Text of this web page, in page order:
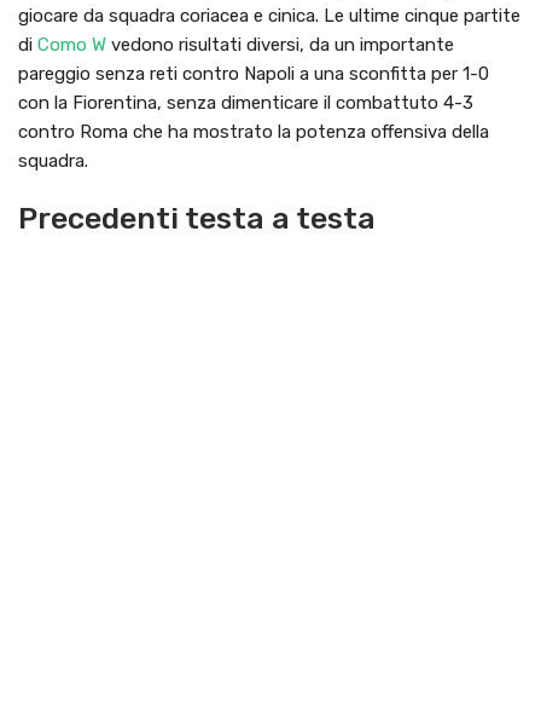
giocare da squadra coriacea e cinica. Le ultime cinque partite
di Como W vedono risultati diversi, da un importante
pareggio senza reti contro Napoli a una sconfitta per 1-0
con la Fiorentina, senza dimenticare il combattuto 4-3
contro Roma che ha mostrato la potenza offensiva della
squadra.
Precedenti testa a testa